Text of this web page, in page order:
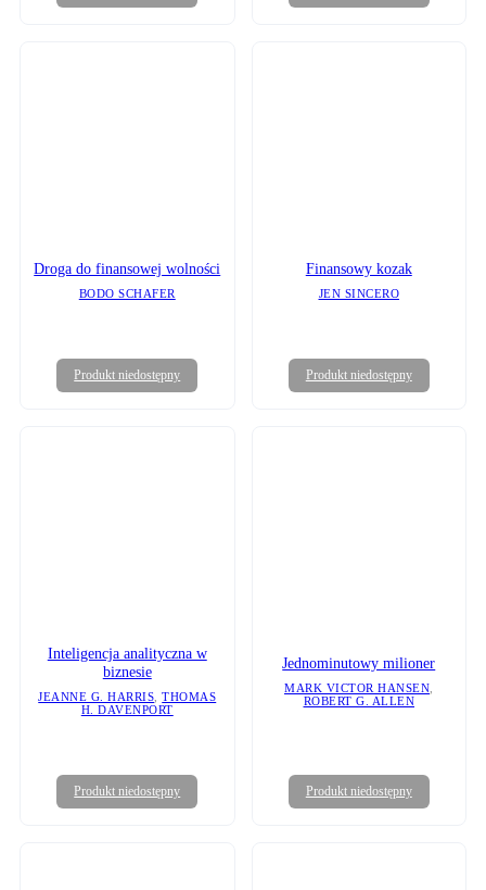
Droga do finansowej wolności
BODO SCHAFER
Produkt niedostępny
Finansowy kozak
JEN SINCERO
Produkt niedostępny
Inteligencja analityczna w
biznesie
JEANNE G. HARRIS ,THOMAS
H. DAVENPORT
Produkt niedostępny
Jednominutowy milioner
MARK VICTOR HANSEN
ROBERT G. ALLEN
Produkt niedostępny